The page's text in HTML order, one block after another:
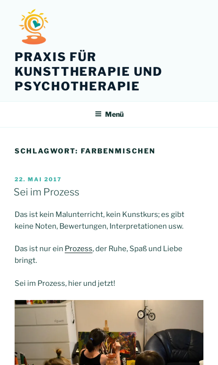
springen
PRAXIS FÜR
KUNSTTHERAPIE UND
PSYCHOTHERAPIE
Menü
SCHLAGWORT: FARBENMISCHEN
VERÖFFENTLICHT
AM
22. MAI 2017
Sei im Prozess
Das ist kein Malunterricht, kein Kunstkurs; es gibt
keine Noten, Bewertungen, Interpretationen usw.
Das ist nur ein Prozess, der Ruhe, Spaß und Liebe
bringt.
Sei im Prozess, hier und jetzt!